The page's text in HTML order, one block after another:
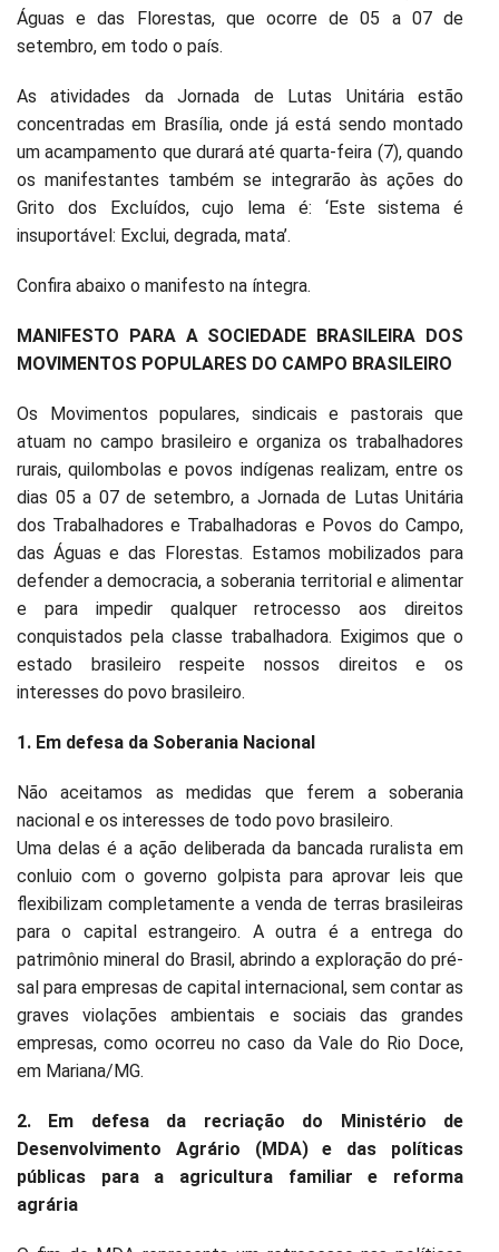
Águas e das Florestas, que ocorre de 05 a 07 de
setembro, em todo o país.
As atividades da Jornada de Lutas Unitária estão
concentradas em Brasília, onde já está sendo montado
um acampamento que durará até quarta-feira (7), quando
os manifestantes também se integrarão às ações do
Grito dos Excluídos, cujo lema é: ‘Este sistema é
insuportável: Exclui, degrada, mata’.
Confira abaixo o manifesto na íntegra.
MANIFESTO PARA A SOCIEDADE BRASILEIRA DOS
MOVIMENTOS POPULARES DO CAMPO BRASILEIRO
Os Movimentos populares, sindicais e pastorais que
atuam no campo brasileiro e organiza os trabalhadores
rurais, quilombolas e povos indígenas realizam, entre os
dias 05 a 07 de setembro, a Jornada de Lutas Unitária
dos Trabalhadores e Trabalhadoras e Povos do Campo,
das Águas e das Florestas. Estamos mobilizados para
defender a democracia, a soberania territorial e alimentar
e para impedir qualquer retrocesso aos direitos
conquistados pela classe trabalhadora. Exigimos que o
estado brasileiro respeite nossos direitos e os
interesses do povo brasileiro.
1. Em defesa da Soberania Nacional
Não aceitamos as medidas que ferem a soberania
nacional e os interesses de todo povo brasileiro.
Uma delas é a ação deliberada da bancada ruralista em
conluio com o governo golpista para aprovar leis que
flexibilizam completamente a venda de terras brasileiras
para o capital estrangeiro. A outra é a entrega do
patrimônio mineral do Brasil, abrindo a exploração do pré-
sal para empresas de capital internacional, sem contar as
graves violações ambientais e sociais das grandes
empresas, como ocorreu no caso da Vale do Rio Doce,
em Mariana/MG.
2. Em defesa da recriação do Ministério de
Desenvolvimento Agrário (MDA) e das políticas
públicas para a agricultura familiar e reforma
agrária